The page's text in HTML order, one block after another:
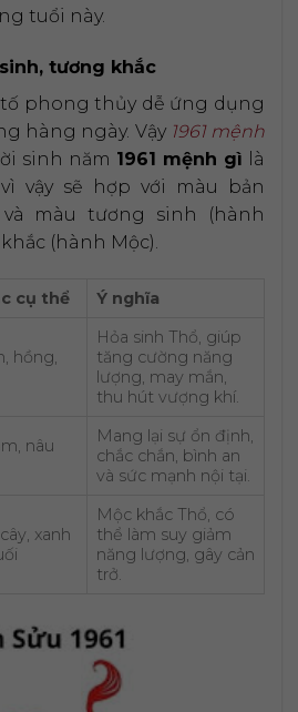
tuổi này.
tương khắc
tố phong thủy dễ ứng dụng
hàng ngày. Vậy 1961 mệnh
sinh năm 1961 mệnh gì là
vậy sẽ hợp với màu bản
màu tương sinh (hành
(hành Mộc).
cụ thể Ý nghĩa
hồng,
Hỏa sinh Thổ, giúp
tăng cường năng
lượng, may mắn,
thu hút vượng khí.
nâu
Mang lại sự ổn định,
chắc chắn, bình an
và sức mạnh nội tại.
xanh
Mộc khắc Thổ, có
thể làm suy giảm
năng lượng, gây cản
trở.